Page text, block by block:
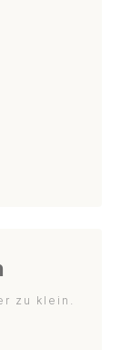
zu klein.